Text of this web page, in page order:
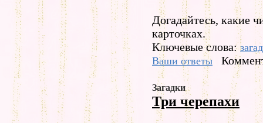
Догадайтесь, какие
карточках.
Ключевые слова:
Ваши ответы
Загадки
Три черепахи